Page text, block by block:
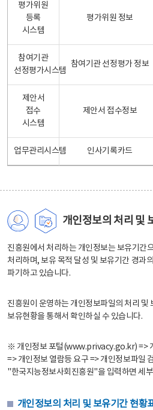
평가위원
등록
시스템
평가위원 정보
참여기관
선정평가시스템
참여기관 선정평가 정보
제안서
접수
시스템
제안서 접수정보
업무관리시스템 인사기록카드
개인정보의 처리 및
진흥원에서 처리하는 개인정보는 보유기간
처리하며, 보유 목적 달성 및 보유기간 경과
파기하고 있습니다.
진흥원이 운영하는 개인정보파일의 처리 및
보유현황을 통해서 확인하실 수 있습니다.
※ 개인정보 포털(www.privacy.go.kr) =>
=> 개인정보 열람등 요구 => 개인정보파일
"한국지능정보사회진흥원"을 입력하면 세
개인정보의 처리 및 보유기간 현황